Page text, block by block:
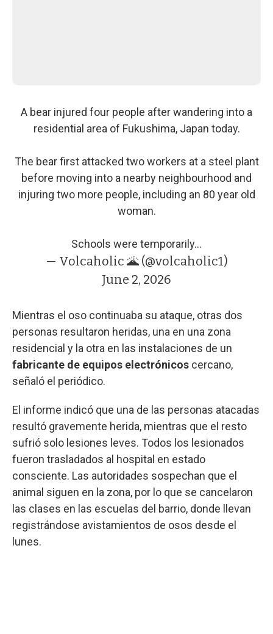
A bear injured four people after wandering into a
residential area of Fukushima, Japan today.
The bear first attacked two workers at a steel plant
before moving into a nearby neighbourhood and
injuring two more people, including an 80 year old
woman.
Schools were temporarily…
— Volcaholic 🌋 (@volcaholic1)
June 2, 2026
Mientras el oso continuaba su ataque, otras dos
personas resultaron heridas, una en una zona
residencial y la otra en las instalaciones de un
fabricante de equipos electrónicos cercano,
señaló el periódico.
El informe indicó que una de las personas atacadas
resultó gravemente herida, mientras que el resto
sufrió solo lesiones leves. Todos los lesionados
fueron trasladados al hospital en estado
consciente. Las autoridades sospechan que el
animal siguen en la zona, por lo que se cancelaron
las clases en las escuelas del barrio, donde llevan
registrándose avistamientos de osos desde el
lunes.